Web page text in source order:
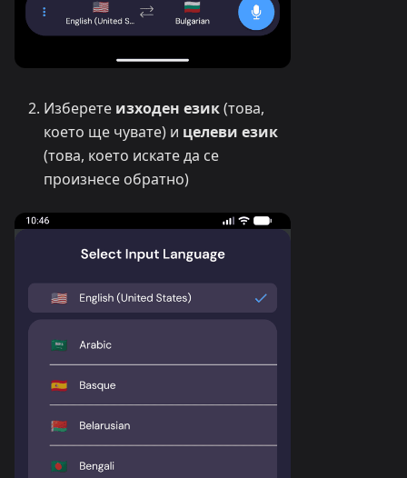
Изберете изходен език(това,
което ще чувате) и целеви език
(това, което искате да се
произнесе обратно)